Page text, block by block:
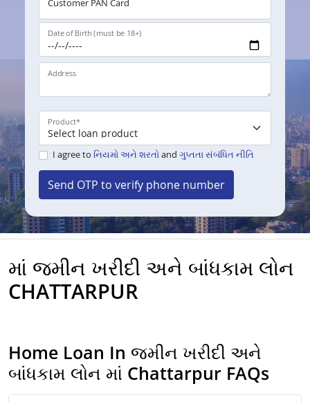
Customer PAN Card
Date of Birth (must be 18+)
Address
Product*
I agree to નિયમો અને શરતોand ગુપ્તતા સંબંધિત નીતિ
Send OTP to verify phone number
માં જમીન ખરીદી અને બાંધકામ લોન
CHATTARPUR
Home Loan In જમીન ખરીદી અને
બાંધકામ લોન માં Chattarpur FAQs